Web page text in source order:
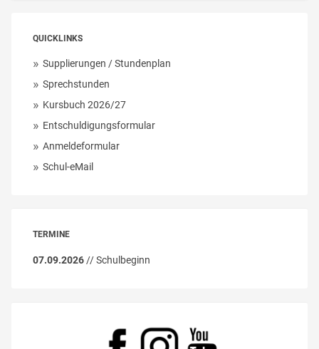
QUICKLINKS
Supplierungen / Stundenplan
Sprechstunden
Kursbuch 2026/27
Entschuldigungsformular
Anmeldeformular
Schul-eMail
TERMINE
07.09.2026// Schulbeginn